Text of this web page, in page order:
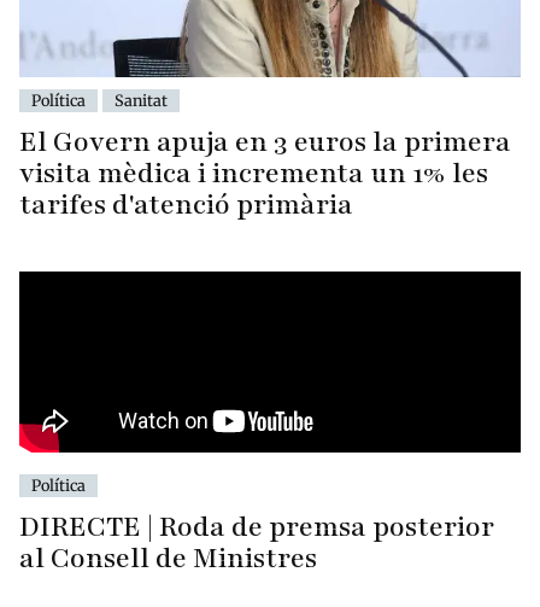
Política Sanitat
El Govern apuja en 3 euros la primera
visita mèdica i incrementa un 1% les
tarifes d'atenció primària
Política
DIRECTE | Roda de premsa posterior
al Consell de Ministres